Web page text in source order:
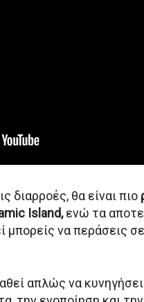
διαρροές, θα είναι πιο
Island,ενώ τα
μπορείς να περάσεις
απλώς να